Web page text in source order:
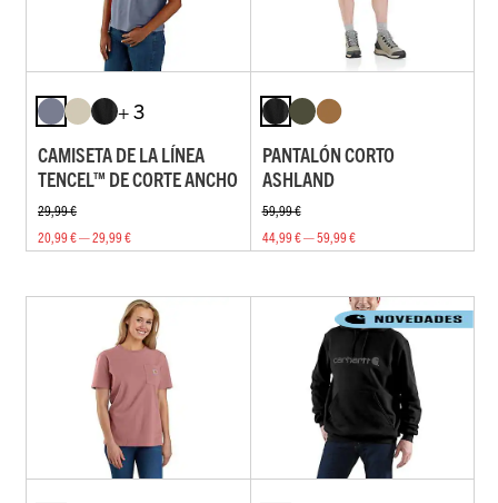
+ 3
CAMISETA DE LA LÍNEA
TENCEL™ DE CORTE ANCHO
29,99 €
20,99 € — 29,99 €
PANTALÓN CORTO
ASHLAND
59,99 €
44,99 € — 59,99 €